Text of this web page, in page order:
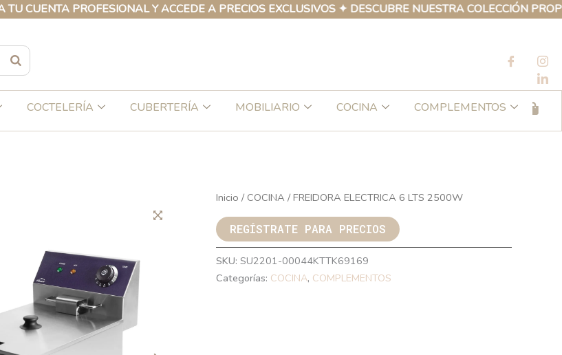
PROFESIONAL Y ACCEDE A PRECIOS EXCLUSIVOS ✦ DESCUBRE NUESTRA COLECCIÓN PROPIA DE
COCTELERÍA CUBERTERÍA MOBILIARIO COCINA
COMPLEMENTOS
Inicio / COCINA / FREIDORA ELECTRICA 6 LTS 2500W
REGÍSTRATE PARA PRECIOS
SKU: SU2201-00044KTTK69169
Categorías: COCINA, COMPLEMENTOS